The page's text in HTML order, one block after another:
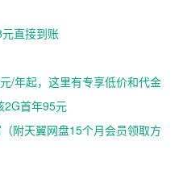
直接到账
/年起，这里有专享低价和代金
2G首年95元
附天翼网盘15个月会员领取方